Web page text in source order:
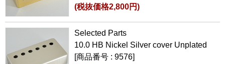
(税抜価格2,800円)
Selected Parts
10.0 HB Nickel Silver cover Unplated
[商品番号 : 9576]